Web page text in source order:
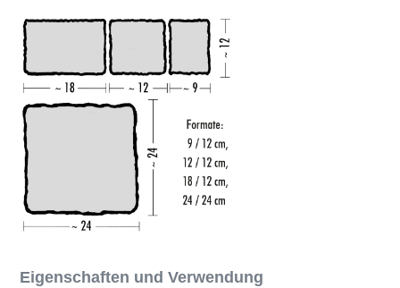
Eigenschaften und Verwendung